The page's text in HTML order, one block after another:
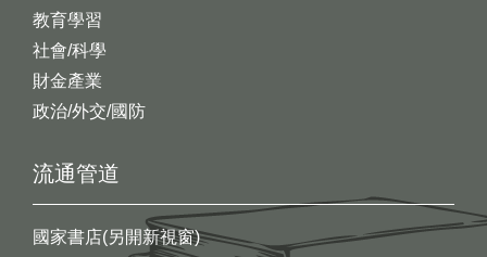
教育學習
社會/科學
財金產業
政治/外交/國防
流通管道
國家書店(另開新視窗)